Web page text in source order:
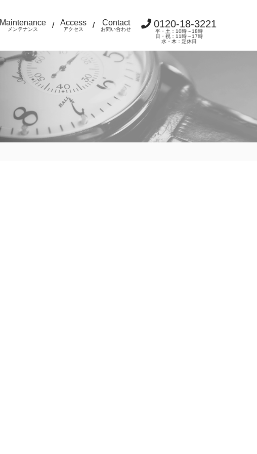
Maintenance
メンテナンス / Access
アクセス / Contact
お問い合わせ 0120-18-3221
平・土：10時～18時
日・祝：11時～17時
水・木：定休日